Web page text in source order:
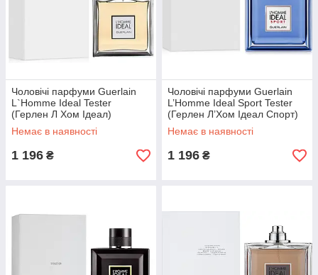
Чоловічі парфуми Guerlain
L`Homme Ideal Tester
(Герлен Л Хом Ідеал)
Туалетна вода 100 ml/мл
Тестер
Немає в наявності
1 196 ₴
Чоловічі парфуми Guerlain
L’Homme Ideal Sport Tester
(Герлен Л’Хом Ідеал Спорт)
Туалетна вода 100 ml/мл
Тестер
Немає в наявності
1 196 ₴